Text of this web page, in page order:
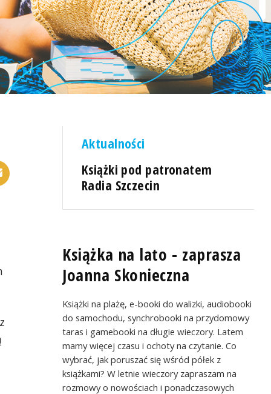
Aktualności
Książki pod patronatem
Radia Szczecin
Książka na lato - zaprasza
Joanna Skonieczna
Książki na plażę, e-booki do walizki, audiobooki
do samochodu, synchrobooki na przydomowy
taras i gamebooki na długie wieczory. Latem
mamy więcej czasu i ochoty na czytanie. Co
wybrać, jak poruszać się wśród półek z
książkami? W letnie wieczory zapraszam na
rozmowy o nowościach i ponadczasowych